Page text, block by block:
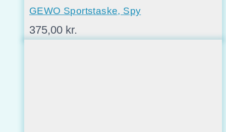
GEWO Sportstaske, Spy
375,00 kr.